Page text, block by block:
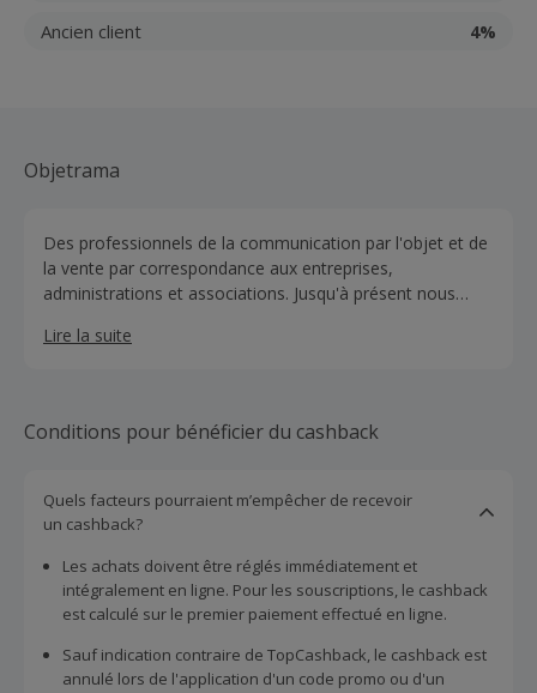
Ancien client 4%
Objetrama
Des professionnels de la communication par l'objet et de
la vente par correspondance aux entreprises,
administrations et associations. Jusqu'à présent nous
et de cadeaux d'entreprise par le biais de catalogues
ils peuvent vous offrir encore plus d'idées cadeaux pour
vos campagnes de communication et de fidélisation. Voilà
fournisseurs pour vous obtenir les meilleurs produits, aux
meilleurs tarifs et dans les meilleurs délais. Ils veillent
les législations françaises et européennes en vigueur (voir
Nos labels). Ils travaillent en partenariat avec plusieurs
ateliers de marquage en Europe afin d'éviter les
surcharges garantissant des délais courts. Ils disposent de
leur propre stock dans lequel leur équipe logistique
Lire la suite
Conditions pour bénéficier du cashback
Quels facteurs pourraient m’empêcher de recevoir
un cashback?
Les achats doivent être réglés immédiatement et
intégralement en ligne. Pour les souscriptions, le cashback
est calculé sur le premier paiement effectué en ligne.
Sauf indication contraire de TopCashback, le cashback est
annulé lors de l'application d'un code promo ou d'un